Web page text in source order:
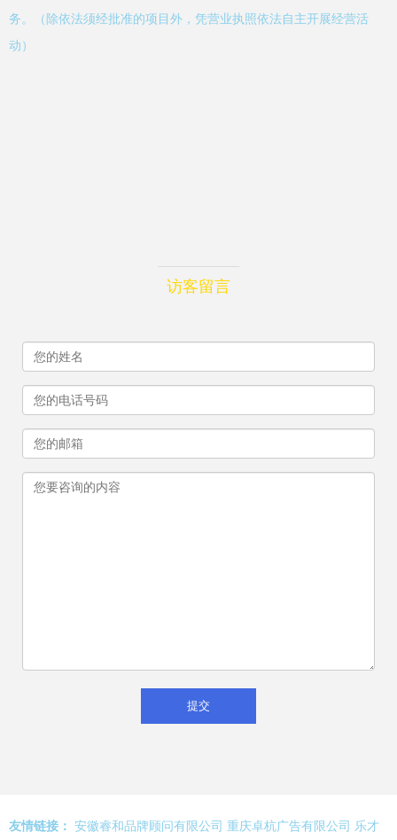
务。（除依法须经批准的项目外，凭营业执照依法自主开展经营活
动）
访客留言
友情链接： 安徽睿和品牌顾问有限公司 重庆卓杭广告有限公司 乐才